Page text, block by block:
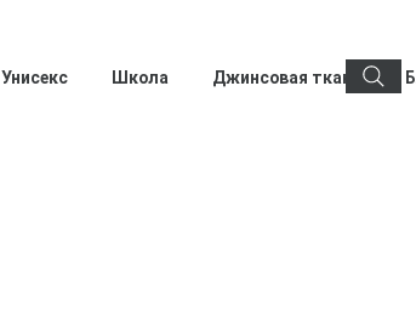
Унисекс Школа Джинсовая ткань